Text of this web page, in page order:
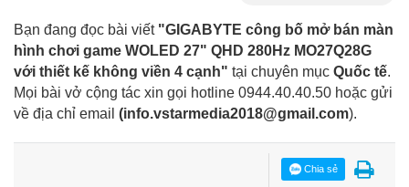
Bạn đang đọc bài viết "GIGABYTE công bố mở bán màn
hình chơi game WOLED 27" QHD 280Hz MO27Q28G
với thiết kế không viền 4 cạnh" tại chuyên mục Quốc tế.
Mọi bài vở cộng tác xin gọi hotline 0944.40.40.50 hoặc gửi
về địa chỉ email (info.vstarmedia2018@gmail.com).
Chia sẻ